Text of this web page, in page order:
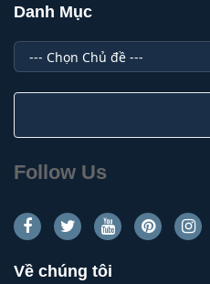
Danh Mục
Danh
Mục
Follow Us
Về chúng tôi